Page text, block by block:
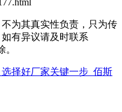
为其真实性负责，只为传
有异议请及时联系
择好厂家关键一步_佰斯